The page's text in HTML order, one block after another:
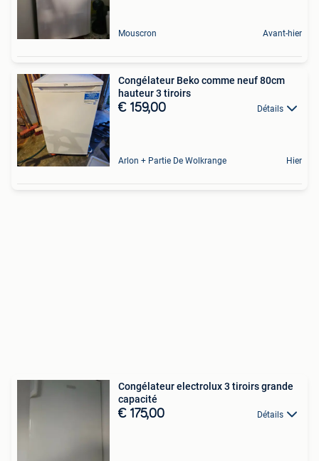
Mouscron Avant-hier
Congélateur Beko comme neuf 80cm
hauteur 3 tiroirs
€ 159,00 Détails
Arlon + Partie De Wolkrange Hier
Congélateur electrolux 3 tiroirs grande
capacité
€ 175,00 Détails